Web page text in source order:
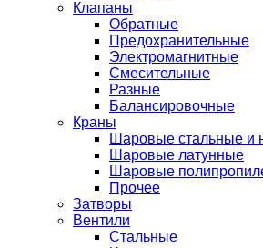
Клапаны
Обратные
Предохранительные
Электромагнитные
Смесительные
Разные
Балансировочные
Краны
Шаровые стальные и
Шаровые латунные
Шаровые
Прочее
Затворы
Вентили
Стальные